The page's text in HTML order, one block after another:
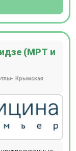
(МРТ и
Крымская